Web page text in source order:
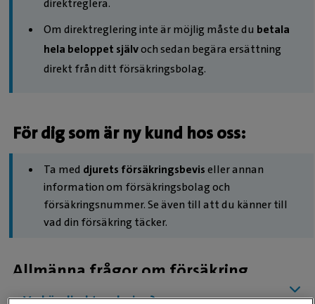
Om direktreglering inte är möjlig måste du betala
hela beloppet självoch sedan begära ersättning
direkt från ditt försäkringsbolag.
För dig som är ny kund hos oss:
Ta med djurets försäkringsbeviseller annan
information om försäkringsbolag och
försäkringsnummer. Se även till att du känner till
vad din försäkring täcker.
Allmänna frågor om försäkring
Vad är direktreglering?